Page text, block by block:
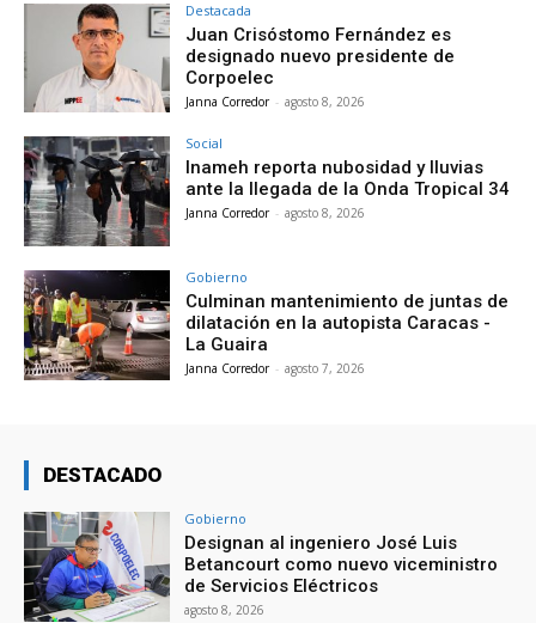
Destacada
Juan Crisóstomo Fernández es
designado nuevo presidente de
Corpoelec
Janna Corredor - agosto 8, 2026
Social
Inameh reporta nubosidad y lluvias
ante la llegada de la Onda Tropical 34
Janna Corredor - agosto 8, 2026
Gobierno
Culminan mantenimiento de juntas de
dilatación en la autopista Caracas -
La Guaira
Janna Corredor - agosto 7, 2026
DESTACADO
Gobierno
Designan al ingeniero José Luis
Betancourt como nuevo viceministro
de Servicios Eléctricos
agosto 8, 2026